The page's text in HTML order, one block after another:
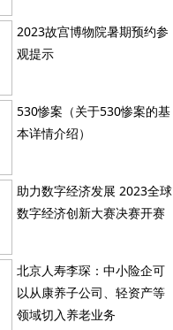
2023故宫博物院暑期预约参
观提示
530惨案（关于530惨案的基
本详情介绍）
助力数字经济发展 2023全球
数字经济创新大赛决赛开赛
北京人寿李琛：中小险企可
以从康养子公司、轻资产等
领域切入养老业务